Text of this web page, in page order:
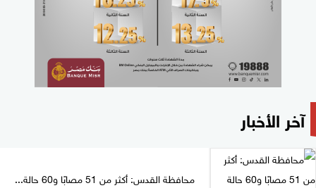
آخر الأخبار
محافظة القدس: أكثر من 51 مصابًا و60 حالة...